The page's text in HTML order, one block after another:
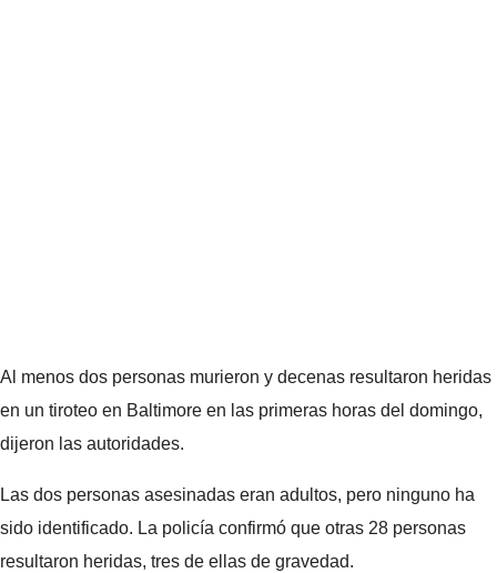
Al menos dos personas murieron y decenas resultaron heridas
en un tiroteo en Baltimore en las primeras horas del domingo,
dijeron las autoridades.
Las dos personas asesinadas eran adultos, pero ninguno ha
sido identificado. La policía confirmó que otras 28 personas
resultaron heridas, tres de ellas de gravedad.